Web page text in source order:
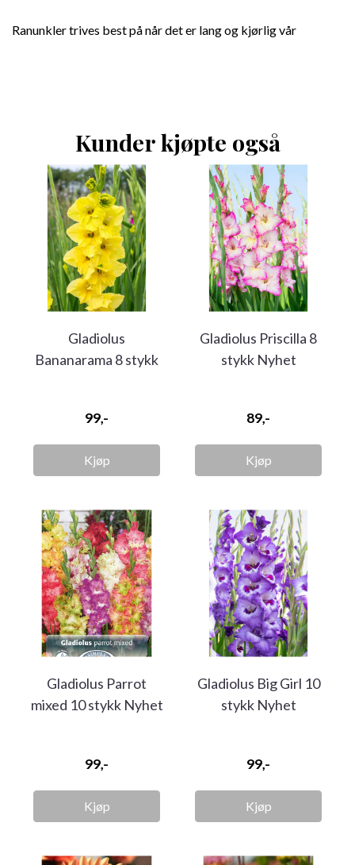
Ranunkler trives best på når det er lang og kjørlig vår
Kunder kjøpte også
Gladiolus
Bananarama 8 stykk
99,-
Kjøp
Gladiolus Priscilla 8
stykk Nyhet
89,-
Kjøp
Gladiolus Parrot
mixed 10 stykk Nyhet
99,-
Kjøp
Gladiolus Big Girl 10
stykk Nyhet
99,-
Kjøp